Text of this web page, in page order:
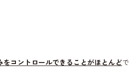
をコントロールできることがほとんどで